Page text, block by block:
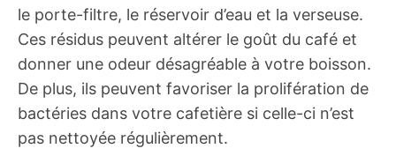
le porte-filtre, le réservoir d’eau et la verseuse.
Ces résidus peuvent altérer le goût du café et
donner une odeur désagréable à votre boisson.
De plus, ils peuvent favoriser la prolifération de
bactéries dans votre cafetière si celle-ci n’est
pas nettoyée régulièrement.